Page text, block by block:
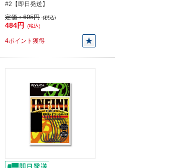
#2【即日発送】
定価：605円 (税込)
484円 (税込)
4ポイント獲得